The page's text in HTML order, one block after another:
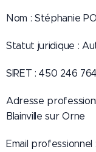
Nom : Stéphanie
Statut juridique :
SIRET : 450 246
Adresse
Blainville sur Orne
Email professionnel